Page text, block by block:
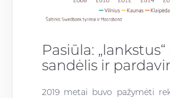
Pasiūla:
sandėlis ir
2019 metai buvo pažymėti